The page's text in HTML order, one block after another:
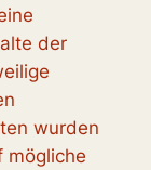
der
wurden
mögliche